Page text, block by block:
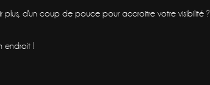
plus, d'un coup de pouce pour accroitre votre visibilité ?
endroit !